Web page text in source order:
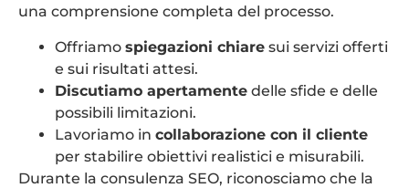
una comprensione completa del processo.
Offriamo spiegazioni chiare sui servizi offerti
e sui risultati attesi.
Discutiamo apertamente delle sfide e delle
possibili limitazioni.
Lavoriamo in collaborazione con il cliente
per stabilire obiettivi realistici e misurabili.
Durante la consulenza SEO, riconosciamo che la